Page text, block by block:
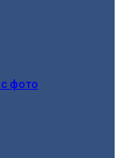
фото